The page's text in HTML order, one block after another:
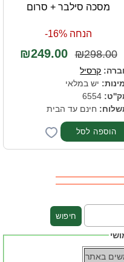
מסכה סילבר + סרום
הנחה 16%-
₪298.00
₪249.00
קרסיל
יש במלאי
חינם עד הבית
באתר